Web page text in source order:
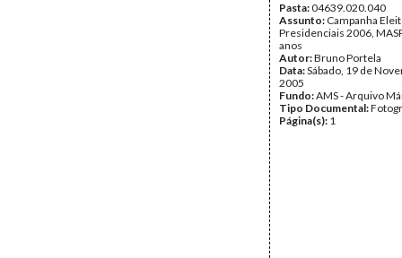
Pasta:04639.020.040
Assunto: Campanha
Presidenciais 2006,
anos
Autor:Bruno Portela
Data:Sábado, 19 de
2005
Fundo:AMS - Arquivo
Tipo Documental:
Página(s): 1